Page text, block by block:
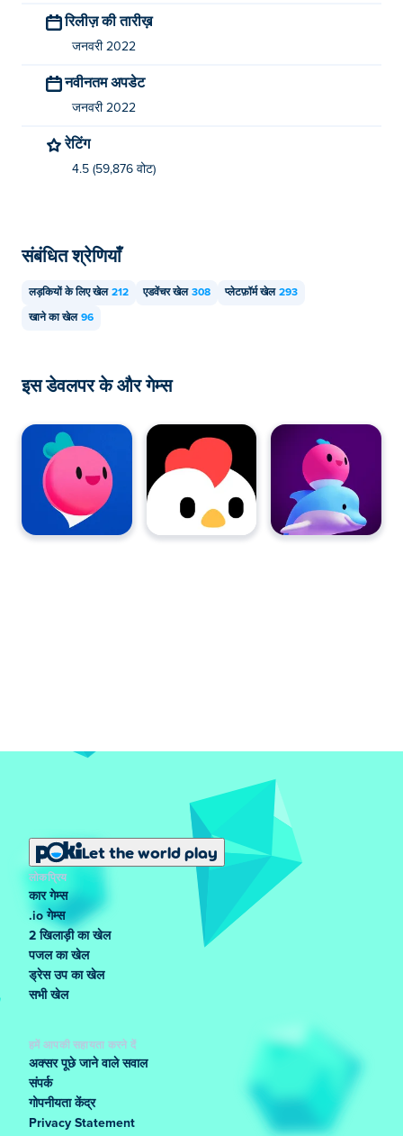
रिलीज़ की तारीख़
जनवरी 2022
नवीनतम अपडेट
जनवरी 2022
रेटिंग
4.5 (59,876 वोट)
संबंधित श्रेणियाँ
लड़कियों के लिए खेल 212 एडवेंचर खेल 308 प्लेटफ़ॉर्म खेल 293
खाने का खेल 96
इस डेवलपर के और गेम्स
Let the world play
लोकप्रिय
कार गेम्स
.io गेम्स
2 खिलाड़ी का खेल
पजल का खेल
ड्रेस उप का खेल
सभी खेल
हमें आपकी सहायता करने दें
अक्सर पूछे जाने वाले सवाल
संपर्क
गोपनीयता केंद्र
Privacy Statement